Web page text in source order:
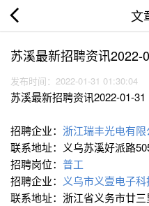
文
苏溪最新招聘资讯2022-
发布时间：2022-01-31 01:30:04
苏溪最新招聘资讯2022-01-31
招聘企业： 浙江瑞丰光电有限
联系地址：义乌苏溪好派路
招聘岗位： 普工
招聘企业： 义乌市义壹电子
联系地址：浙江省义务市廿